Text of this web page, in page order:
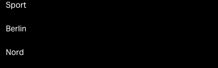
Sport
Berlin
Nord